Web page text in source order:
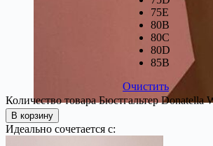
75E
80B
80C
80D
85В
Очистить
Количество товара Бюстгальтер Donatella
В корзину
Идеально сочетается с: